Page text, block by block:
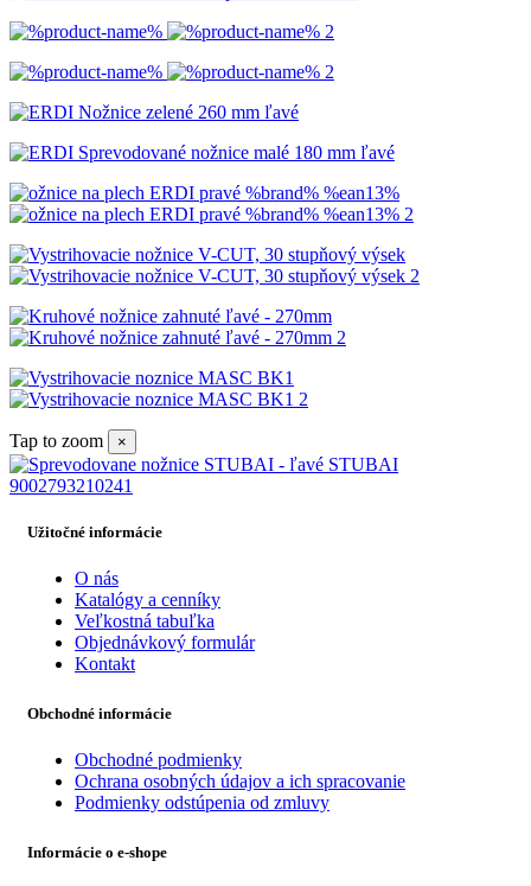
Tap to zoom ×
Užitočné informácie
O nás
Katalógy a cenníky
Veľkostná tabuľka
Objednávkový formulár
Kontakt
Obchodné informácie
Obchodné podmienky
Ochrana osobných údajov a ich spracovanie
Podmienky odstúpenia od zmluvy
Informácie o e-shope